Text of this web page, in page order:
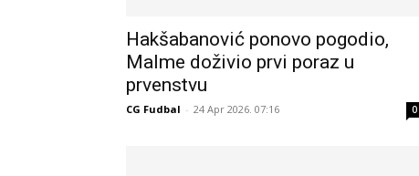
Hakšabanović ponovo pogodio,
Malme doživio prvi poraz u
prvenstvu
CG Fudbal - 24 Apr 2026. 07:16 0